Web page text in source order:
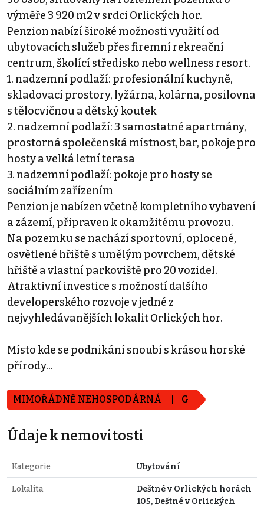
výměře 3 920 m2 v srdci Orlických hor.
Penzion nabízí široké možnosti využití od
ubytovacích služeb přes firemní rekreační
centrum, školící středisko nebo wellness resort.
1. nadzemní podlaží: profesionální kuchyně,
skladovací prostory, lyžárna, kolárna, posilovna
s tělocvičnou a dětský koutek
2. nadzemní podlaží: 3 samostatné apartmány,
prostorná společenská místnost, bar, pokoje pro
hosty a velká letní terasa
3. nadzemní podlaží: pokoje pro hosty se
sociálním zařízením
Penzion je nabízen včetně kompletního vybavení
a zázemí, připraven k okamžitému provozu.
Na pozemku se nachází sportovní, oplocené,
osvětlené hřiště s umělým povrchem, dětské
hřiště a vlastní parkoviště pro 20 vozidel.
Atraktivní investice s možností dalšího
developerského rozvoje v jedné z
nejvyhledávanějších lokalit Orlických hor.
Místo kde se podnikání snoubí s krásou horské
přírody...
MIMOŘÁDNĚ NEHOSPODÁRNÁ G
Údaje k nemovitosti
Kategorie Ubytování
Lokalita
Deštné v Orlických horách
105, Deštné v Orlických